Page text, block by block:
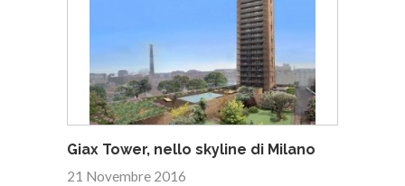
Giax Tower, nello skyline di Milano
21 Novembre 2016